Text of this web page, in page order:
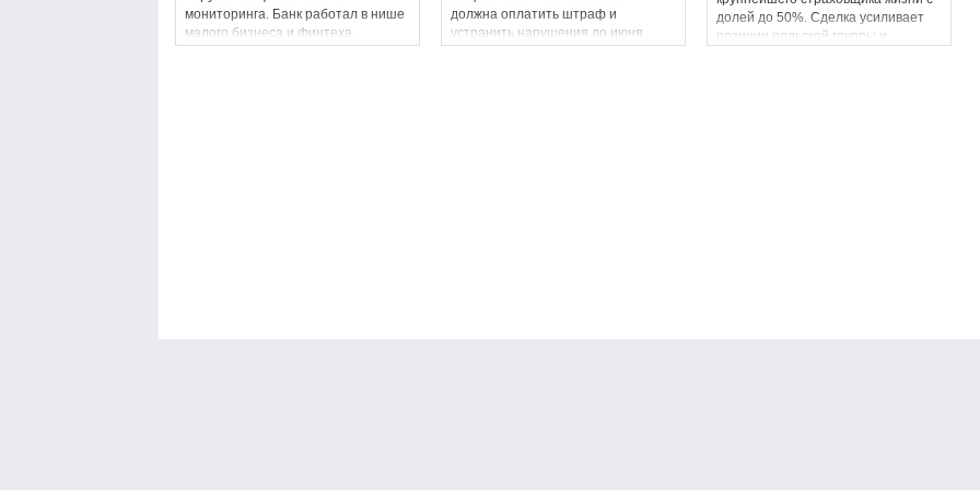
мониторинга. Банк работал в нише
малого бизнеса и финтеха.
должна оплатить штраф и
устранить нарушения до июня
2026 года.
долей до 50%. Сделка усиливает
позиции польской группы и